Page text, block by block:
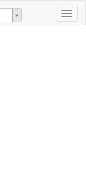
Toggle